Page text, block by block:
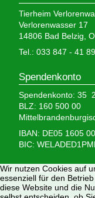
Tierheim
Verlorenwasser 17
14806 Bad Belzig,
Tel.: 033 847 - 41
Spendenkonto
Spendenkonto: 35
BLZ: 160 500 00
IBAN: DE05 1605
BIC:
Wir brauchen
denn wir erhalten
Wir nutzen Cookies auf
essenziell für den
diese Website und die